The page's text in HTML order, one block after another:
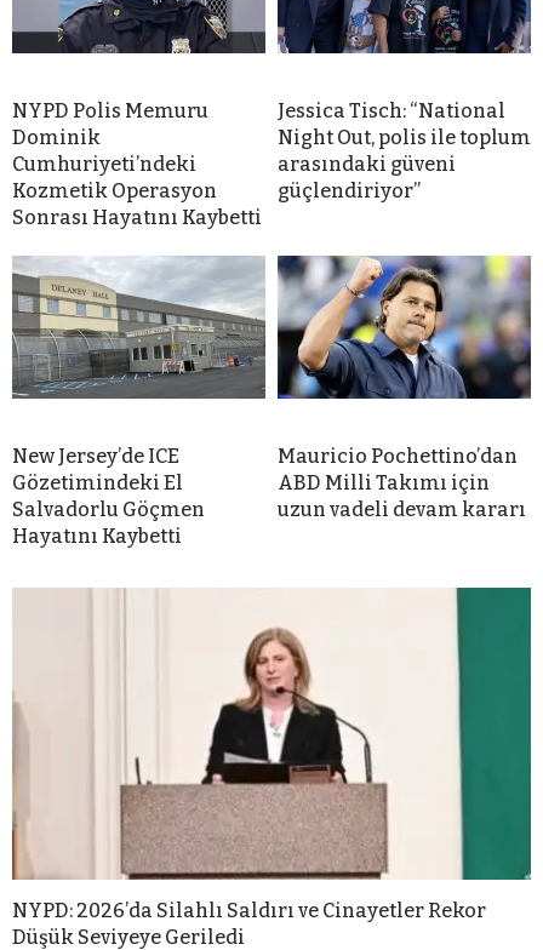
NYPD Polis Memuru
Dominik
Cumhuriyeti’ndeki
Kozmetik Operasyon
Sonrası Hayatını Kaybetti
Jessica Tisch: “National
Night Out, polis ile toplum
arasındaki güveni
güçlendiriyor”
New Jersey’de ICE
Gözetimindeki El
Salvadorlu Göçmen
Hayatını Kaybetti
Mauricio Pochettino’dan
ABD Milli Takımı için
uzun vadeli devam kararı
NYPD: 2026’da Silahlı Saldırı ve Cinayetler Rekor
Düşük Seviyeye Geriledi